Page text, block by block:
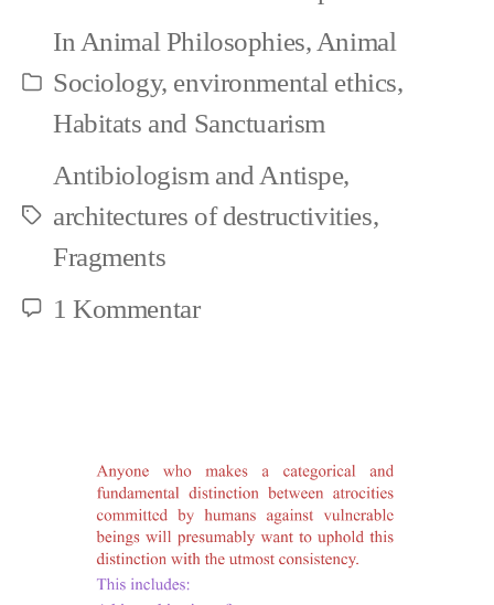
Environmental
Rights
Link
Kategorien
In Animal Philosophies, Animal
Sociology, environmental ethics,
Habitats and Sanctuarism
Schlagwörter
Antibiologism and Antispe,
architectures of destructivities,
Fragments
1 Kommentarzu
Environmental
Rights
Link